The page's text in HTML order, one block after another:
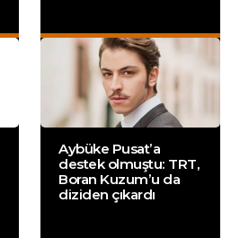
Aybüke Pusat’a
destek olmuştu: TRT,
Boran Kuzum’u da
diziden çıkardı